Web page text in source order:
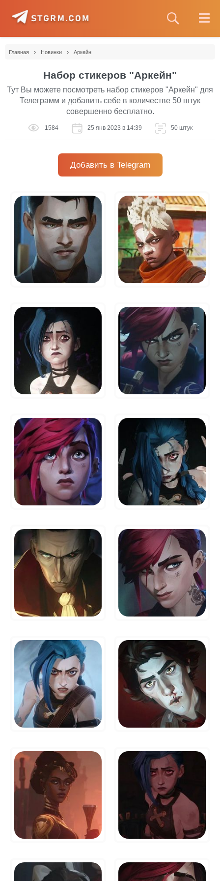
Главная › Новинки › Аркейн
Набор стикеров "Аркейн"
Тут Вы можете посмотреть набор стикеров "Аркейн" для
Телеграмм и добавить себе в количестве 50 штук
совершенно бесплатно.
1584 25 янв 2023 в 14:39 50 штук
Добавить в Telegram